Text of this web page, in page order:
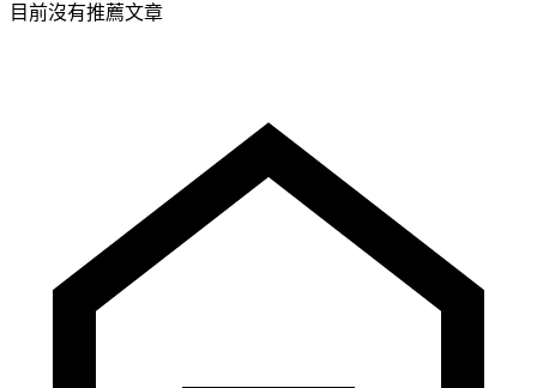
目前沒有推薦文章